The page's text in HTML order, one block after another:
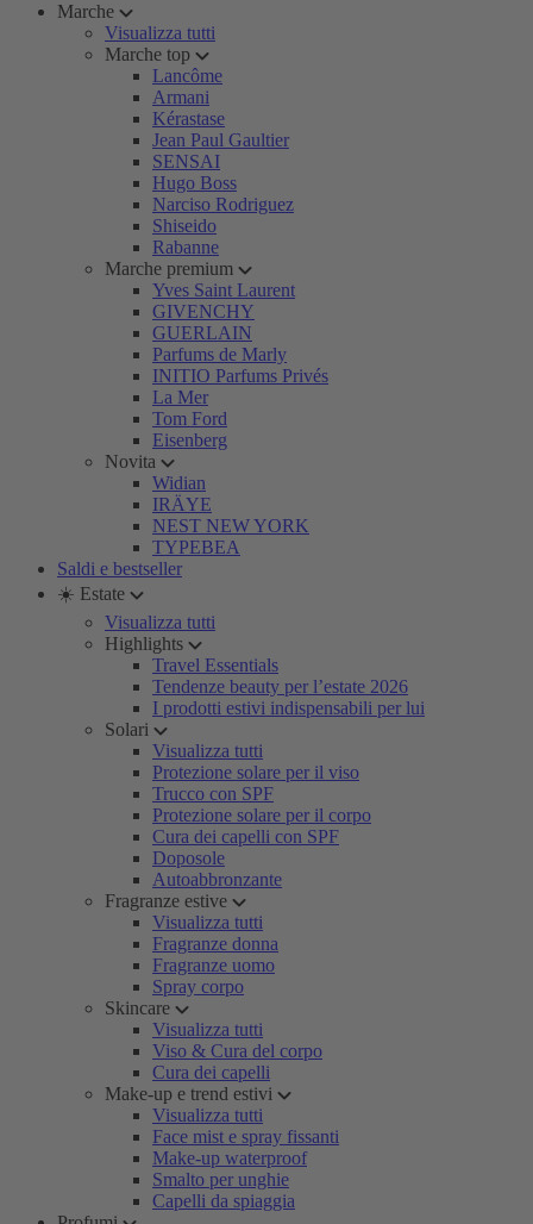
Marche
Visualizza tutti
Marche top
Lancôme
Armani
Kérastase
Jean Paul Gaultier
SENSAI
Hugo Boss
Narciso Rodriguez
Shiseido
Rabanne
Marche premium
Yves Saint Laurent
GIVENCHY
GUERLAIN
Parfums de Marly
INITIO Parfums Privés
La Mer
Tom Ford
Eisenberg
Novita
Widian
IRÄYE
NEST NEW YORK
TYPEBEA
Saldi e bestseller
☀️ Estate
Visualizza tutti
Highlights
Travel Essentials
Tendenze beauty per l’estate 2026
I prodotti estivi indispensabili per lui
Solari
Visualizza tutti
Protezione solare per il viso
Trucco con SPF
Protezione solare per il corpo
Cura dei capelli con SPF
Doposole
Autoabbronzante
Fragranze estive
Visualizza tutti
Fragranze donna
Fragranze uomo
Spray corpo
Skincare
Visualizza tutti
Viso & Cura del corpo
Cura dei capelli
Make-up e trend estivi
Visualizza tutti
Face mist e spray fissanti
Make-up waterproof
Smalto per unghie
Capelli da spiaggia